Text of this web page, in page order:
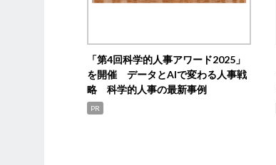
「第4回科学的人事アワード2025」
を開催 データとAIで変わる人事戦
略 科学的人事の最新事例
PR